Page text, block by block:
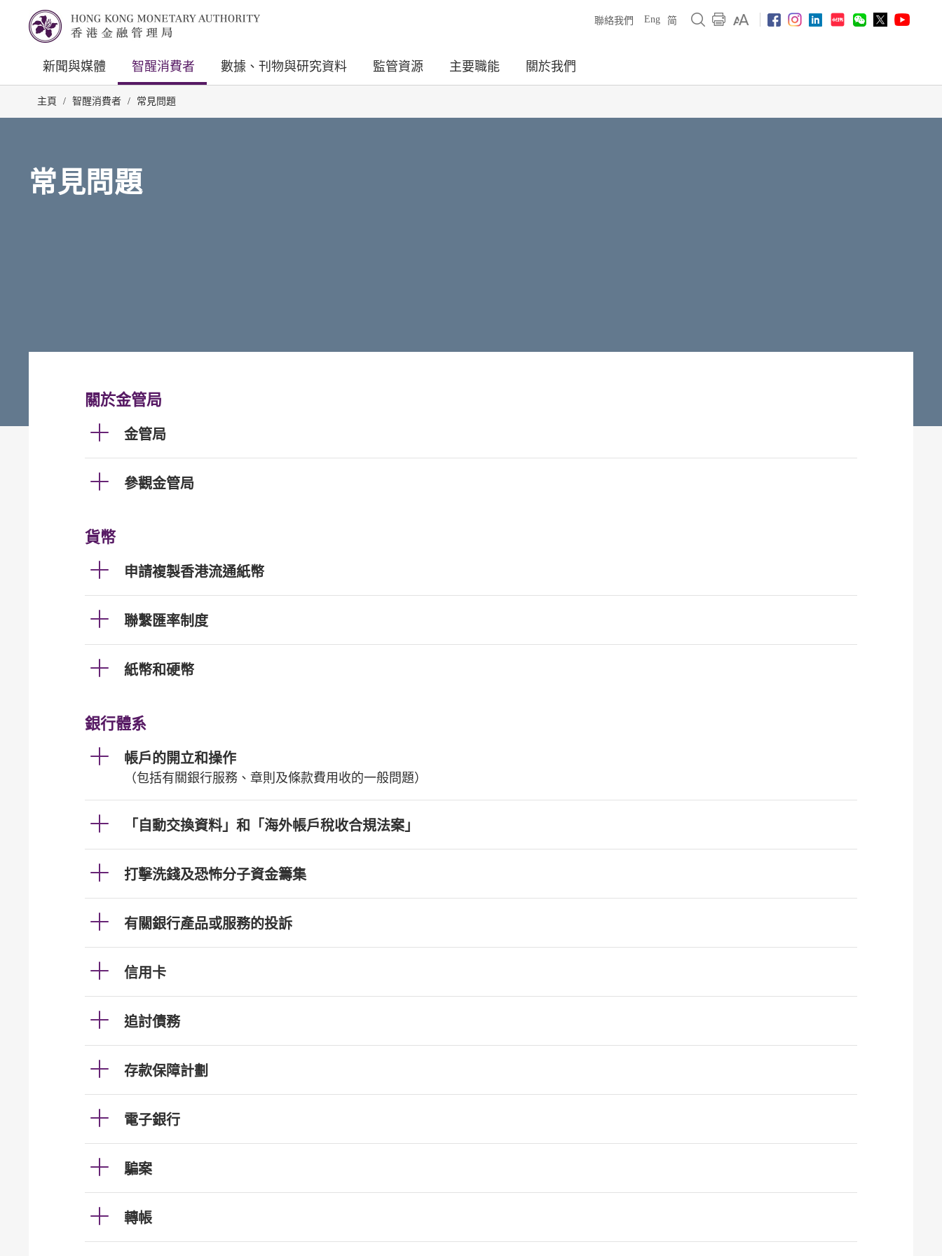
聯絡我們 Eng 简
新聞與媒體 智醒消費者 數據、刊物與研究資料 監管資源 主要職能 關於我們
主頁 / 智醒消費者 / 常見問題
常見問題
關於金管局
金管局
參觀金管局
貨幣
申請複製香港流通紙幣
聯繫匯率制度
紙幣和硬幣
銀行體系
帳戶的開立和操作
（包括有關銀行服務、章則及條款費用收的一般問題）
「自動交換資料」和「海外帳戶稅收合規法案」
打擊洗錢及恐怖分子資金籌集
有關銀行產品或服務的投訴
信用卡
追討債務
存款保障計劃
電子銀行
騙案
轉帳